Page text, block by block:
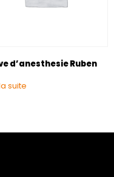
d’anesthesie Ruben
suite